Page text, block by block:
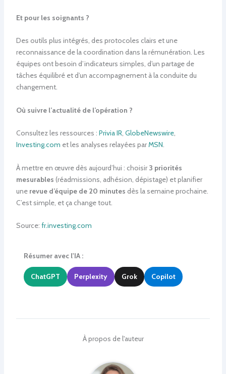
Et pour les soignants ?
Des outils plus intégrés, des protocoles clairs et une
reconnaissance de la coordination dans la rémunération. Les
équipes ont besoin d’indicateurs simples, d’un partage de
tâches équilibré et d’un accompagnement à la conduite du
changement.
Où suivre l’actualité de l’opération ?
Consultez les ressources : Privia IR, GlobeNewswire,
Investing.com et les analyses relayées parMSN.
À mettre en œuvre dès aujourd’hui : choisir 3 priorités
mesurables (réadmissions, adhésion, dépistage) et planifier
une revue d’équipe de 20 minutes dès la semaine prochaine.
C’est simple, et ça change tout.
Source: fr.investing.com
Résumer avec l'IA :
ChatGPT Perplexity Grok Copilot
À propos de l'auteur